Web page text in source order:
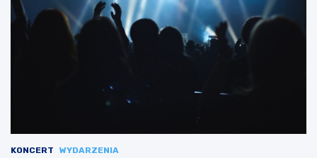
KONCERT WYDARZENIA